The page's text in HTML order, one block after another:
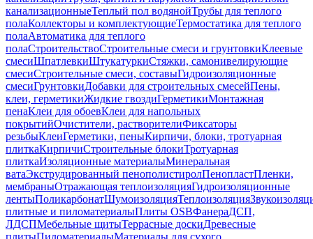
канализационныеТеплый пол водянойТрубы для теплого
полаКоллекторы и комплектующиеТермостатика для теплого
полаАвтоматика для теплого
полаСтроительствоСтроительные смеси и грунтовкиКлеевые
смесиШпатлевкиШтукатуркиСтяжки, самонивелирующие
смесиСтроительные смеси, составыГидроизоляционные
смесиГрунтовкиДобавки для строительных смесейПены,
клеи, герметикиЖидкие гвоздиГерметикиМонтажная
пенаКлеи для обоевКлеи для напольных
покрытийОчистители, растворителиФиксаторы
резьбыКлеиГерметики, пеныКирпичи, блоки, тротуарная
плиткаКирпичиСтроительные блокиТротуарная
плиткаИзоляционные материалыМинеральная
ватаЭкструдированный пенополистиролПенопластПленки,
мембраныОтражающая теплоизоляцияГидроизоляционные
лентыПоликарбонатШумоизоляцияТеплоизоляция
плитные и пиломатериалыПлиты OSBФанераДСП,
ЛДСПМебельные щитыТеррасные доскиДревесные
плитыПиломатериалыМатериалы для сухого